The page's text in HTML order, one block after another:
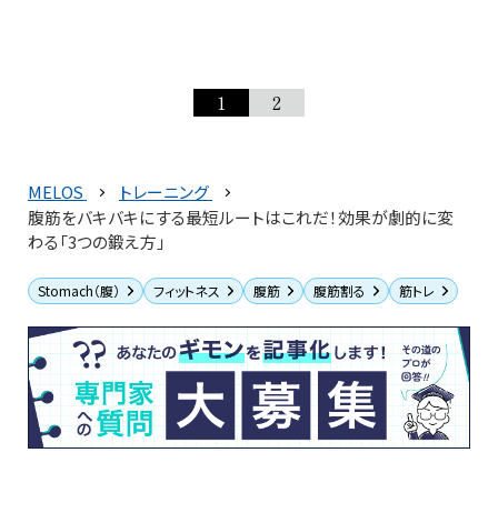
1 2
MELOS
トレーニング
腹筋をバキバキにする最短ルートはこれだ！効果が劇的に変
わる「3つの鍛え方」
Stomach（腹） フィットネス 腹筋 腹筋割る 筋トレ